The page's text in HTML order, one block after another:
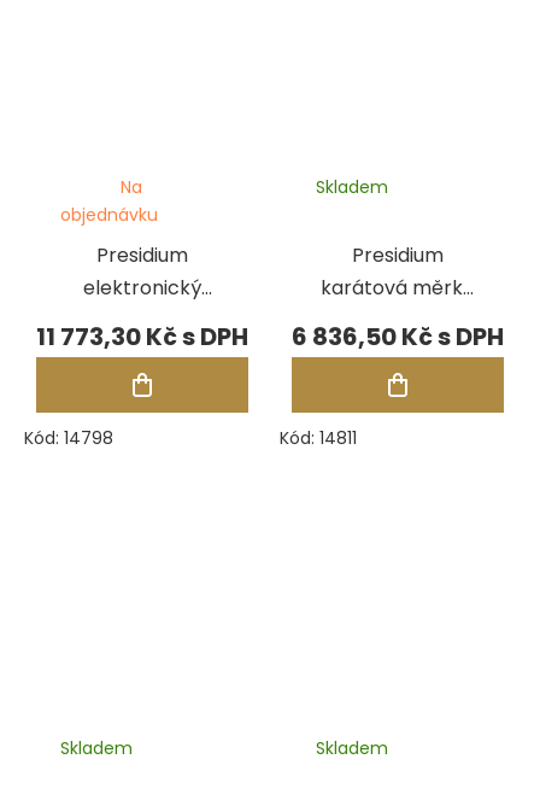
Presidium
elektronický
měřič drahých
kamenů
Na
objednávku
11 773,30 Kč
Kód: 14798
Presidium
karátová měrka
Dial Gauge
Skladem
6 836,50 Kč
Kód: 14811
Skladem Skladem